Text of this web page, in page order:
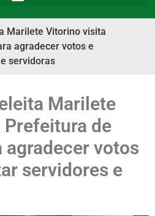
Marilete Vitorino visita
agradecer votos e
servidoras
Marilete
de
agradecer votos
servidores e